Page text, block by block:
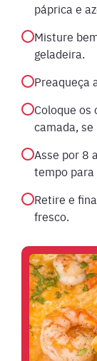
páprica e
Misture
geladeira.
Preaqueça
Coloque os
camada, se
Asse por 8
tempo para
Retire e
fresco.